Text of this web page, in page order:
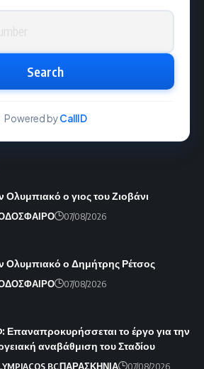
Search
Powered byCallID
Ολυμπιακό ο γιος του Ζιοβάνι
07/08/2026
Ολυμπιακό ο Δημήτρης Ρέτσος
07/08/2026
Επαναπροκυρήσσεται το έργο για την
αναβάθμιση του Σταδίου
BCΠΑΡΑΣΚΗΝΙΑ 07/08/2026